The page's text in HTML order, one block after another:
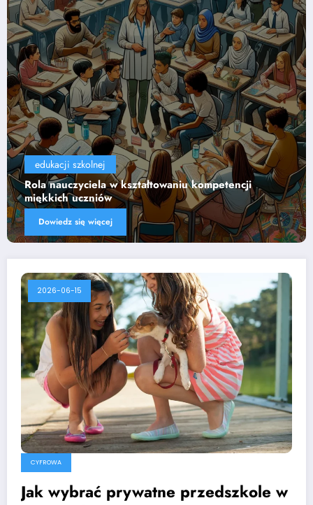
edukacji szkolnej
Wpływ technologii na efektywność nauczania
Dowiedz się więcej
2026-06-15
CYFROWA
Jak wybrać prywatne przedszkole w